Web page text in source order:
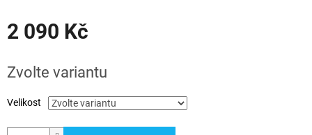
2 090 Kč
cena:
Zvolte variantu
Velikost